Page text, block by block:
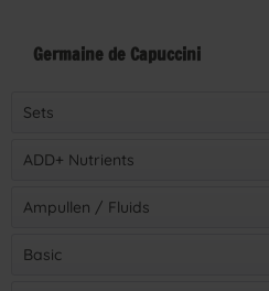
Germaine de Capuccini
Sets
ADD+ Nutrients
Ampullen / Fluids
Basic